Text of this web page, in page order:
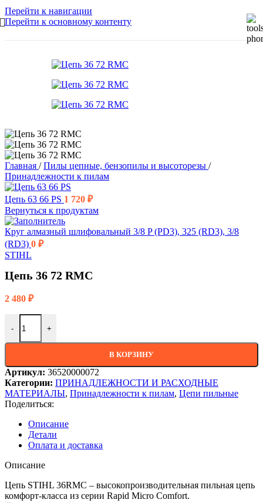
Перейти к навигации
Перейти к основному контенту
Главная / Пилы цепные, бензопилы и высоторезы /
Принадлежности к пилам
Цепь 63 66 PS 1 720 ₽
Вернуться к продуктам
Круг алмазный шлифовальный 3/8 P (PD3), 325 (RD3), 3/8
(RD3) 0 ₽
STIHL
Цепь 36 72 RMC
2 480 ₽
- +
В КОРЗИНУ
Артикул: 36520000072
Категории: ПРИНАДЛЕЖНОСТИ И РАСХОДНЫЕ
МАТЕРИАЛЫ, Принадлежности к пилам, Цепи пильные
Поделиться:
Описание
Детали
Оплата и доставка
Описание
Цепь STIHL 36RMС – высокопроизводительная пильная цепь
комфорт-класса из серии Rapid Micro Comfort.